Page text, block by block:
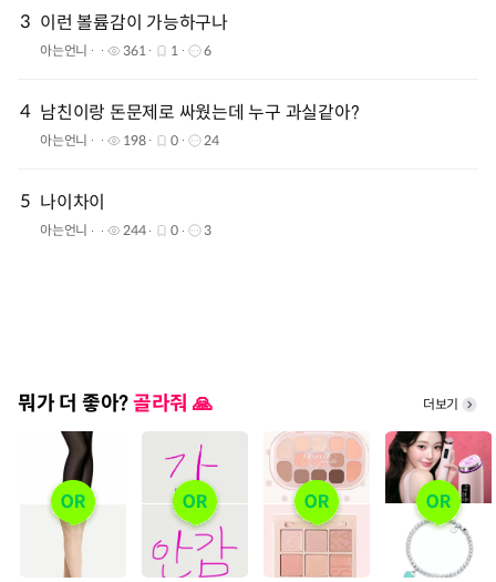
3 이런 볼륨감이 가능하구나
아는언니 361 1 6
4 남친이랑 돈문제로 싸웠는데 누구 과실같아?
아는언니 198 0 24
5 나이차이
아는언니 244 0 3
뭐가 더 좋아?골라줘 🙏 더보기